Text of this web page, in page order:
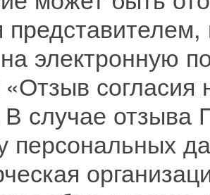
электронную
случае отзыва
персональных